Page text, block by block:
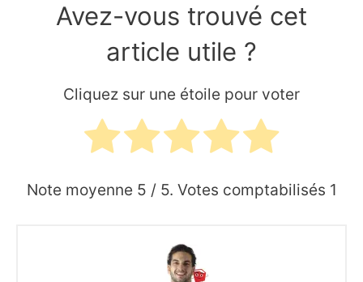
Avez-vous trouvé cet
article utile ?
Cliquez sur une étoile pour voter
Note moyenne 5 / 5. Votes comptabilisés 1